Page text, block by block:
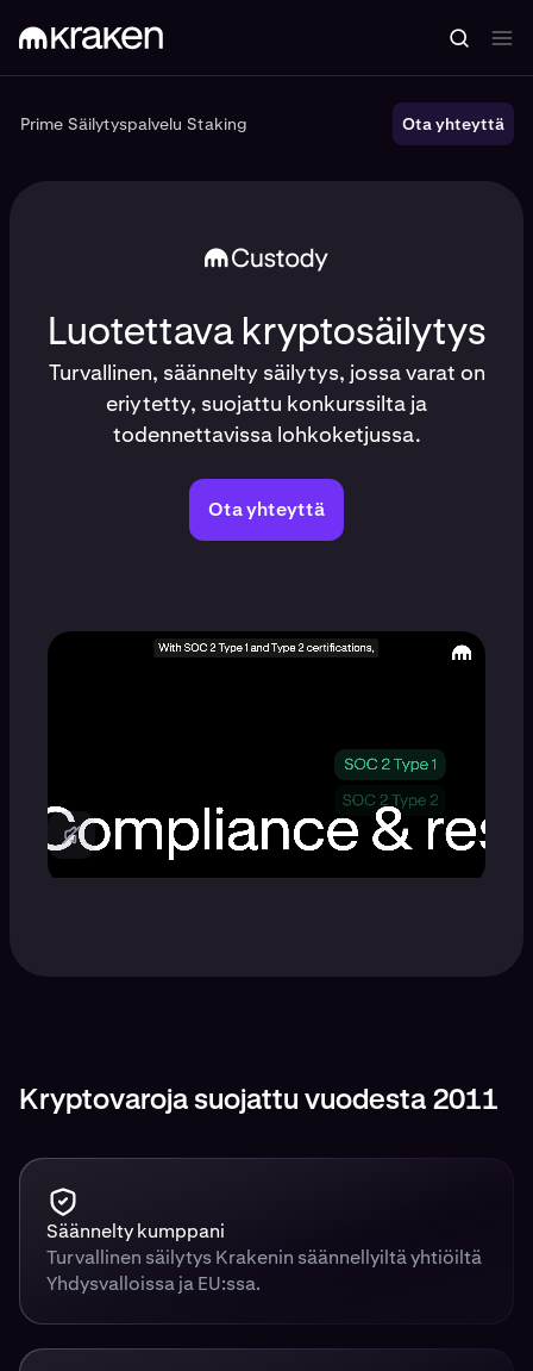
Prime Säilytyspalvelu Staking Ota yhteyttä
Prime Staking
Luotettava kryptosäilytys
Turvallinen, säännelty säilytys, jossa varat on
eriytetty, suojattu konkurssilta ja
todennettavissa lohkoketjussa.
Ota yhteyttä
Kryptovaroja suojattu vuodesta 2011
Säännelty kumppani
Turvallinen säilytys Krakenin säännellyiltä yhtiöiltä
Yhdysvalloissa ja EU:ssa.